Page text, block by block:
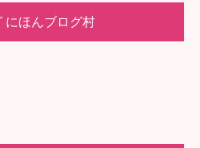
にほんブログ村